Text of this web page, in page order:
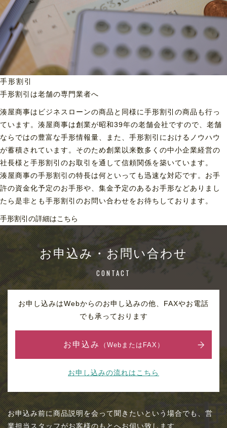
手形割引
手形割引は老舗の専門業者へ
湊屋商事はビジネスローンの商品と同様に手形割引の商品も行っ
ています。湊屋商事は創業が昭和39年の老舗会社ですので、老舗
ならではの豊富な手形情報量、また、手形割引におけるノウハウ
が蓄積されています。そのため創業以来数多くの中小企業経営の
社長様と手形割引のお取引を通して信頼関係を築いています。
湊屋商事の手形割引の特長は何といっても迅速な対応です。お手
許の資金化予定のお手形や、集金予定のあるお手形などありまし
たら是非とも手形割引のお問い合わせをお待ちしております。
手形割引の詳細はこちら
お申込み・お問い合わせ
CONTACT
お申し込みはWebからのお申し込みの他、FAXやお電話
でも承っております
お申込み （WebまたはFAX）
お申し込みの流れはこちら
お申込み前に商品説明を会って聞きたいという場合でも、営
業担当スタッフがお客様のもとへお伺い致します